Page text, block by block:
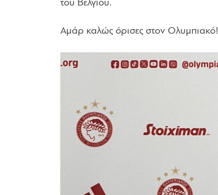
του Βελγίου.
Αμάρ καλώς όρισες στον Ολυμπιακό!